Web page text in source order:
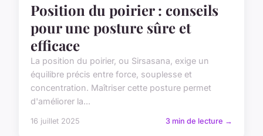
Position du poirier : conseils
pour une posture sûre et
efficace
La position du poirier, ou Sirsasana, exige un
équilibre précis entre force, souplesse et
concentration. Maîtriser cette posture permet
d'améliorer la...
16 juillet 2025 3 min de lecture →